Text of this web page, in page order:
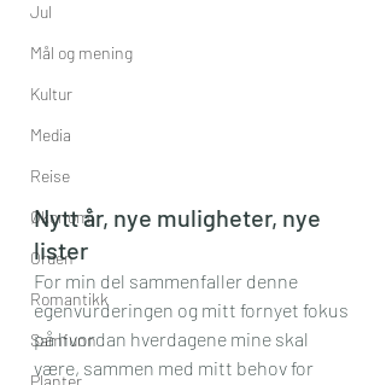
Jul
Mål og mening
Kultur
Media
Reise
Økonomi
Orden
Romantikk
Samfunn
Planter
Nytt år, nye muligheter, nye
lister
For min del sammenfaller denne
egenvurderingen og mitt fornyet fokus
på hvordan hverdagene mine skal
være, sammen med mitt behov for